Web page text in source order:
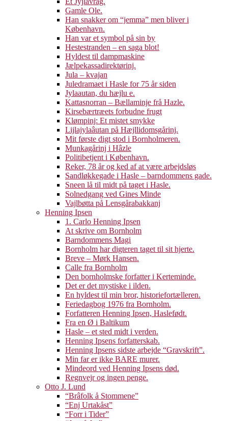
Gamle Ole.
Han snakker om “jemma” men bliver i
København.
Han var et symbol på sin by
Hestestranden – en saga blot!
Hyldest til dampmaskine
Jælpekassadirektørinj.
Jula – kvajan
Juledramaet i Hasle for 75 år siden
Jylaautan, du hæjlu e.
Kattasnorran – Bællaminje frå Hazle.
Kirsebærtræets forbudne frugt
Klømpinj: Et mistet smykke
Lijlajylaâutan på Hæjllidomsgårinj.
Mit første digt stod i Bornholmeren.
Munkagårinj i Hâzle
Politibetjent i København.
Reker, 78 år og ked af at være arbejdsløs
Sandløkkegade i Hasle – barndommens gade.
Sneen lå til midt på taget i Hasle.
Solnedgang ved Gines Minde
Vajlbøtta på Lensgårabakkanj
Henning Ipsen
1. Carlo Henning Ipsen
At skrive om Bornholm
Barndommens Magi
Bornholm har digteren taget til sit hjerte.
Breve – Mørk Hansen.
Calle fra Bornholm
Den bornholmske forfatter i Kerteminde.
Det er det mystiske i ilden.
En hyldest til min bror, historiefortælleren.
Feriedagbog 1976 fra Bornholm.
Forfatteren Henning Ipsen, Haslefødt.
Fra en Ø i Baltikum
Hasle – et sted midt i verden.
Henning Ipsens forfatterskab.
Henning Ipsens sidste arbejde “Gravskrift”.
Min far er ikke BARE murer.
Mindeord ved Henning Ipsens død.
Regnvejr og ingen penge.
Otto J. Lund
“Brâfolk å Stommene”
“Enj Urtakåst”
“Forr i Tider”